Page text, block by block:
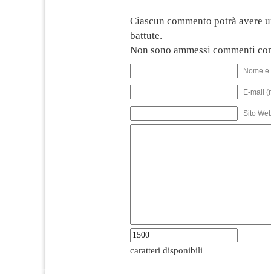
Ciascun commento potrà avere
battute.
Non sono ammessi commenti
Nome
E-mail
Sito
caratteri disponibili